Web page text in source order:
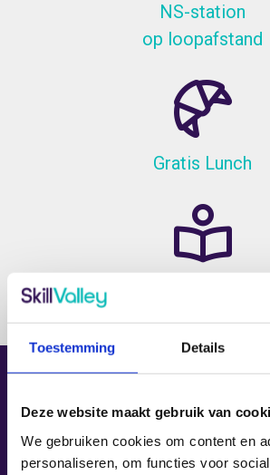
Toestemming Details
Deze website maakt gebruik van
We gebruiken cookies om content en
personaliseren, om functies voor
NS-station
op loopafstand
Gratis Lunch
De training